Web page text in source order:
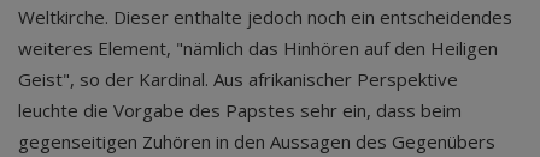
Weltkirche. Dieser enthalte jedoch noch ein entscheidendes
weiteres Element, "nämlich das Hinhören auf den Heiligen
Geist", so der Kardinal. Aus afrikanischer Perspektive
leuchte die Vorgabe des Papstes sehr ein, dass beim
gegenseitigen Zuhören in den Aussagen des Gegenübers